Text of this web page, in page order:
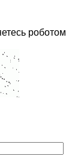
роботом